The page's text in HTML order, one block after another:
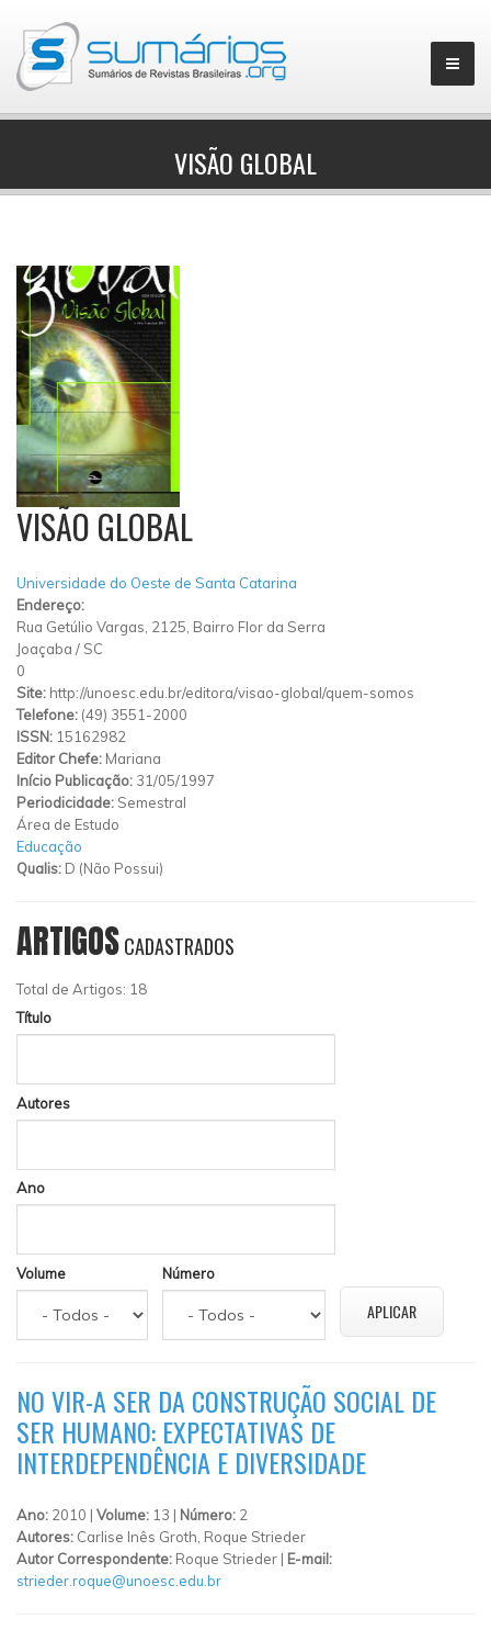
▼
VISÃO GLOBAL
VISÃO GLOBAL
Universidade do Oeste de Santa Catarina
Endereço:
Rua Getúlio Vargas, 2125, Bairro Flor da Serra
Joaçaba / SC
0
Site: http://unoesc.edu.br/editora/visao-global/quem-somos
Telefone: (49) 3551-2000
ISSN: 15162982
Editor Chefe: Mariana
Início Publicação: 31/05/1997
Periodicidade: Semestral
Área de Estudo
Educação
Qualis: D (Não Possui)
ARTIGOSCADASTRADOS
Total de Artigos: 18
Título
Autores
Ano
Volume Número
NO VIR-A SER DA CONSTRUÇÃO SOCIAL DE
SER HUMANO: EXPECTATIVAS DE
INTERDEPENDÊNCIA E DIVERSIDADE
Ano: 2010 | Volume: 13 | Número: 2
Autores: Carlise Inês Groth, Roque Strieder
Autor Correspondente: Roque Strieder | E-mail:
strieder.roque@unoesc.edu.br